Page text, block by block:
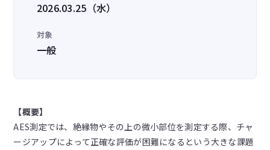
2026.03.25（水）
対象
一般
【概要】
AES測定では、絶縁物やその上の微小部位を測定する際、チャ
ージアップによって正確な評価が困難になるという大きな課題